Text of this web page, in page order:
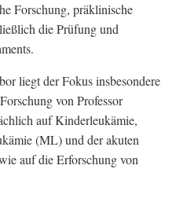
Forschung, präklinische
die Prüfung und
liegt der Fokus insbesondere
von Professor
auf Kinderleukämie,
(ML) und der akuten
auf die Erforschung von